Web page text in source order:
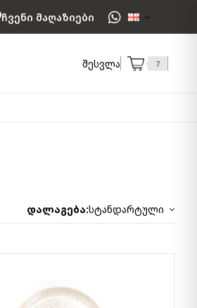
ჩვენი მაღაზიები
შესვლა 7
დალაგება:სტანდარტული